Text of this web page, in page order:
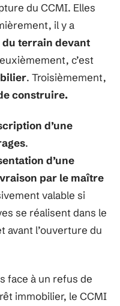
du CCMI. Elles
il y a
du terrain devant
c’est
. Troisièmement,
construire.
d’une
.
d’une
par le maître
valable si
se réalisent dans le
avant l’ouverture du
face à un refus de
immobilier, le CCMI